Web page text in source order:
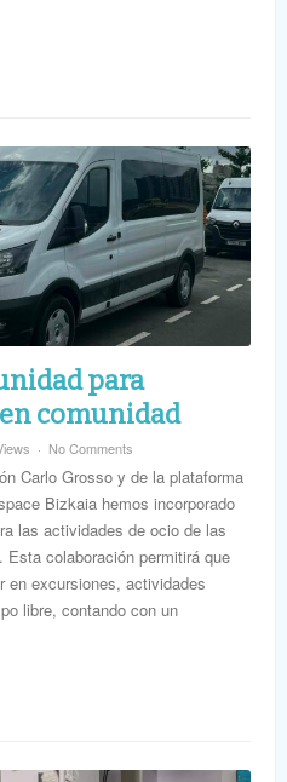
para
comunidad
No Comments
Carlo Grosso y de la plataforma
Bizkaia hemos incorporado
las actividades de ocio de las
colaboración permitirá que
en excursiones, actividades
libre, contando con un